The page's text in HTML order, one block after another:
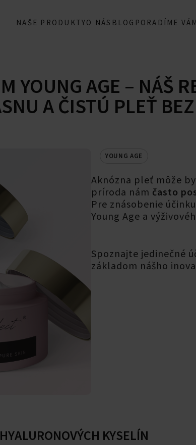
NAŠE PRODUKTYO NÁS BLOG PORADÍME VÁM
YOUNG AGE – NÁŠ
A ČISTÚ PLEŤ
YOUNG AGE
Aknózna pleť môže
príroda nám často
Pre znásobenie
Young Age a
Spoznajte jedinečné
základom nášho
KYSELÍN